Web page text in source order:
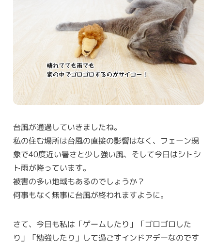
台風が通過していきましたね。
私の住む場所は台風の直接の影響はなく、フェーン現
象で40度近い暑さと少し強い風、そして今日はシトシ
ト雨が降っています。
被害の多い地域もあるのでしょうか？
何事もなく無事に台風が終われますように。
さて、今日も私は「ゲームしたり」「ゴロゴロした
り」「勉強したり」して過ごすインドアデーなのです